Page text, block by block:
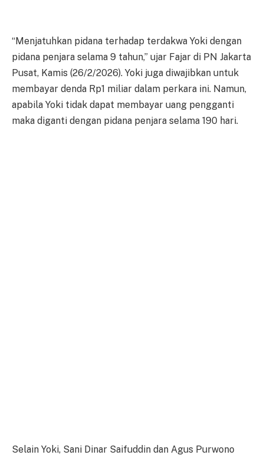
“Menjatuhkan pidana terhadap terdakwa Yoki dengan
pidana penjara selama 9 tahun,” ujar Fajar di PN Jakarta
Pusat, Kamis (26/2/2026). Yoki juga diwajibkan untuk
membayar denda Rp1 miliar dalam perkara ini. Namun,
apabila Yoki tidak dapat membayar uang pengganti
maka diganti dengan pidana penjara selama 190 hari.
Selain Yoki, Sani Dinar Saifuddin dan Agus Purwono